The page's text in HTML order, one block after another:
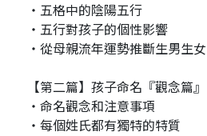
‧五格中的陰陽五行
‧五行對孩子的個性影響
‧從母親流年運勢推斷生男生女
【第二篇】孩子命名『觀念篇』
‧命名觀念和注意事項
‧每個姓氏都有獨特的特質